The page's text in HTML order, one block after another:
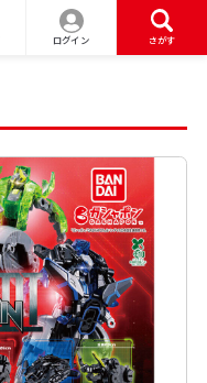
ログイン さがす